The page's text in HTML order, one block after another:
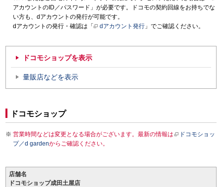
アカウントのID／パスワード」が必要です。ドコモの契約回線をお持ちでな
い方も、dアカウントの発行が可能です。
dアカウントの発行・確認は「
dアカウント発行 」でご確認ください。
ドコモショップを表示
量販店などを表示
ドコモショップ
営業時間などは変更となる場合がございます。最新の情報は
ドコモショッ
プ／d gardenからご確認ください。
店舗名
ドコモショップ成田土屋店